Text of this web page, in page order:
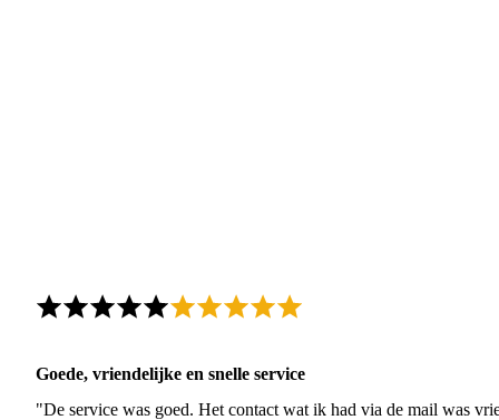
Goede, vriendelijke en snelle service
"De service was goed. Het contact wat ik had via de mail was